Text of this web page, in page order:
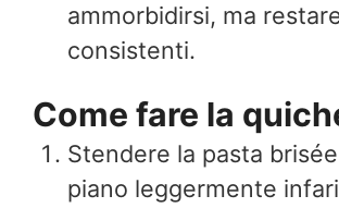
ammorbidirsi, ma
consistenti.
Come fare la
Stendere la pasta
piano leggermente